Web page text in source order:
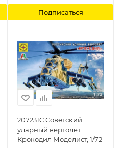
Подписаться
207231C Советский
ударный вертолёт
Крокодил Моделист, 1/72